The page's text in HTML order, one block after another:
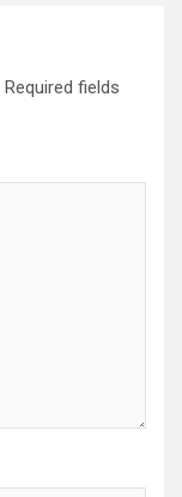
Required fields